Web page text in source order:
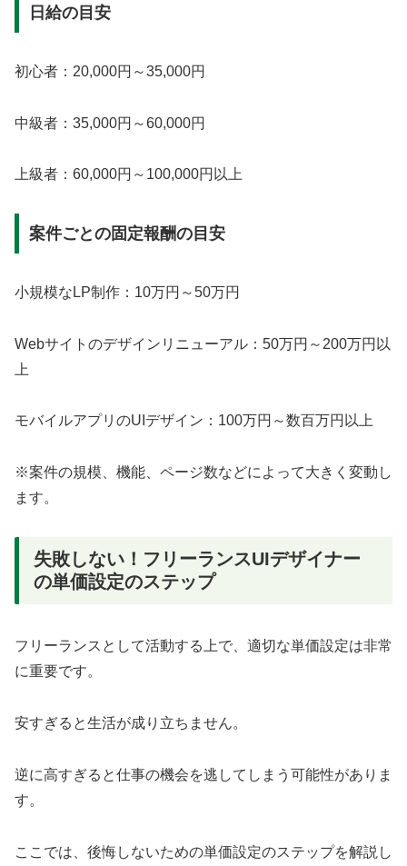
日給の目安
初心者：20,000円～35,000円
中級者：35,000円～60,000円
上級者：60,000円～100,000円以上
案件ごとの固定報酬の目安
小規模なLP制作：10万円～50万円
Webサイトのデザインリニューアル：50万円～200万円以
上
モバイルアプリのUIデザイン：100万円～数百万円以上
※案件の規模、機能、ページ数などによって大きく変動し
ます。
失敗しない！フリーランスUIデザイナー
の単価設定のステップ
フリーランスとして活動する上で、適切な単価設定は非常
に重要です。
安すぎると生活が成り立ちません。
逆に高すぎると仕事の機会を逃してしまう可能性がありま
す。
ここでは、後悔しないための単価設定のステップを解説し